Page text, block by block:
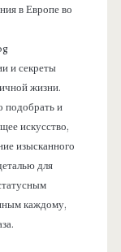
в Европе во
и секреты
жизни.
подобрать и
искусство,
изысканного
для
каждому,